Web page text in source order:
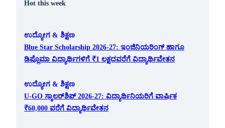
Hot this week
ಉದ್ಯೋಗ & ಶಿಕ್ಷಣ
Blue Star Scholarship 2026-27: ಇಂಜಿನಿಯರಿಂಗ್ ಹಾಗೂ
ಡಿಪ್ಲೊಮಾ ವಿದ್ಯಾರ್ಥಿಗಳಿಗೆ ₹1 ಲಕ್ಷದವರೆಗೆ ವಿದ್ಯಾರ್ಥಿವೇತನ
ಉದ್ಯೋಗ & ಶಿಕ್ಷಣ
U-GO ಸ್ಕಾಲರ್‌ಶಿಪ್ 2026-27: ವಿದ್ಯಾರ್ಥಿನಿಯರಿಗೆ ವಾರ್ಷಿಕ
₹60,000 ವರೆಗೆ ವಿದ್ಯಾರ್ಥಿವೇತನ